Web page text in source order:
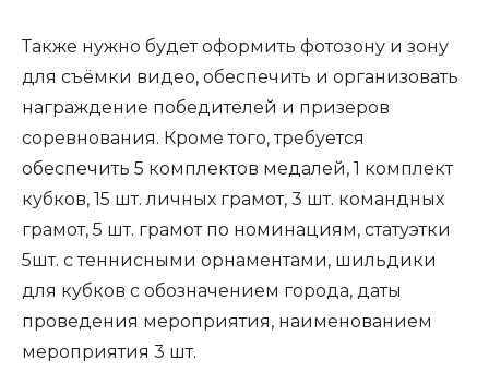
Также нужно будет оформить фотозону и зону
для съёмки видео, обеспечить и организовать
награждение победителей и призеров
соревнования. Кроме того, требуется
обеспечить 5 комплектов медалей, 1 комплект
кубков, 15 шт. личных грамот, 3 шт. командных
грамот, 5 шт. грамот по номинациям, статуэтки
5шт. с теннисными орнаментами, шильдики
для кубков с обозначением города, даты
проведения мероприятия, наименованием
мероприятия 3 шт.